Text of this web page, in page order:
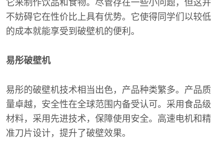
它来制作饮品和食物。尽管存在一些小问题，但这并
不妨碍它在性价比上具有优势。它使得同学们以较低
的成本就能享受到破壁机的便利。
易彤破壁机
易彤的破壁机技术相当出色，产品种类繁多。产品质
量卓越，安全性在全球范围内备受认可。采用食品级
材料，采用先进技术，保障使用安全。高速电机和精
准刀片设计，提升了破壁效果。